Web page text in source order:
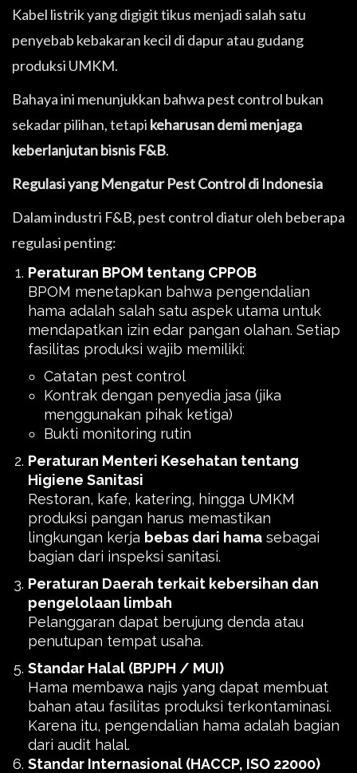
Kabel listrik yang digigit tikus menjadi salah satu
penyebab kebakaran kecil di dapur atau gudang
produksi UMKM.
Bahaya ini menunjukkan bahwa pest control bukan
sekadar pilihan, tetapi keharusan demi menjaga
keberlanjutan bisnis F&B.
Regulasi yang Mengatur Pest Control di Indonesia
Dalam industri F&B, pest control diatur oleh beberapa
regulasi penting:
Peraturan BPOM tentang CPPOB
BPOM menetapkan bahwa pengendalian
hama adalah salah satu aspek utama untuk
mendapatkan izin edar pangan olahan. Setiap
fasilitas produksi wajib memiliki:
Catatan pest control
Kontrak dengan penyedia jasa (jika
menggunakan pihak ketiga)
Bukti monitoring rutin
Peraturan Menteri Kesehatan tentang
Higiene Sanitasi
Restoran, kafe, katering, hingga UMKM
produksi pangan harus memastikan
lingkungan kerja bebas dari hama sebagai
bagian dari inspeksi sanitasi.
Peraturan Daerah terkait kebersihan dan
pengelolaan limbah
Pelanggaran dapat berujung denda atau
penutupan tempat usaha.
Standar Halal (BPJPH / MUI)
Hama membawa najis yang dapat membuat
bahan atau fasilitas produksi terkontaminasi.
Karena itu, pengendalian hama adalah bagian
dari audit halal.
Standar Internasional (HACCP, ISO 22000)